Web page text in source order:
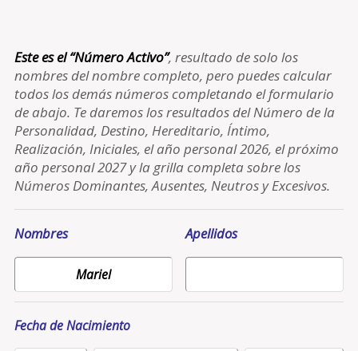
Este es el “Número Activo”, resultado de solo los
nombres del nombre completo, pero puedes calcular
todos los demás números completando el formulario
de abajo. Te daremos los resultados del Número de la
Personalidad, Destino, Hereditario, Íntimo,
Realización, Iniciales, el año personal 2026, el próximo
año personal 2027 y la grilla completa sobre los
Números Dominantes, Ausentes, Neutros y Excesivos.
Nombres Apellidos
Fecha de Nacimiento